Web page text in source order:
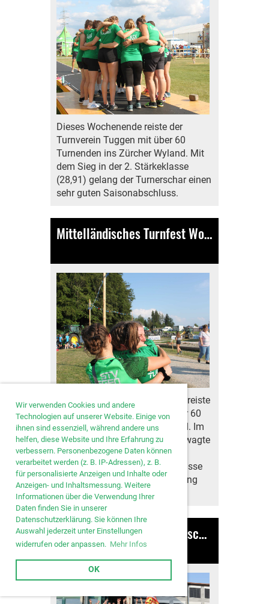
Wir verwenden Cookies und andere
Technologien auf unserer Website. Einige von
ihnen sind essenziell, während andere uns
helfen, diese Website und Ihre Erfahrung zu
verbessern. Personenbezogene Daten können
verarbeitet werden (z. B. IP-Adressen), z. B.
für personalisierte Anzeigen und Inhalte oder
Anzeigen- und Inhaltsmessung. Weitere
Informationen über die Verwendung Ihrer
Daten finden Sie in unserer
Datenschutzerklärung. Sie können Ihre
Auswahl jederzeit unter Einstellungen
widerrufen oder anpassen. Mehr Infos
OK
Dieses Wochenende reiste der
Turnverein Tuggen mit über 60
Turnenden ins Zürcher Wyland. Mit
dem Sieg in der 2. Stärkeklasse
(28,91) gelang der Turnerschar einen
sehr guten Saisonabschluss.
Mittelländisches Turnfest Wohlen bei Bern
Am vergangenen Wochenende reiste
der Turnverein Tuggen mit über 60
Turnenden ins Bernermittelland. Im
dreiteiligen Vereinswettkampf wagte
sich die Turnerschar mit 70
Einsätzen in die erste Stärkeklasse
und wurde mit dem zweiten Rang
belohnt.
Kantonale Vereinsmeisterschaft in Wangen SZ
28.05.2023, Bamert Lea